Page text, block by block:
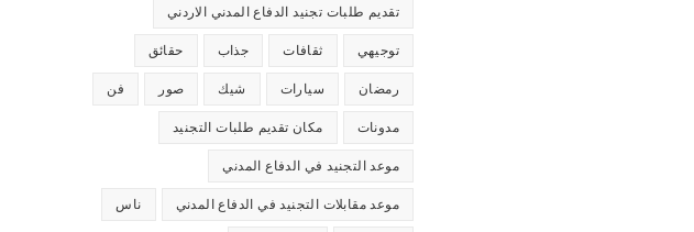
تقديم طلبات تجنيد الدفاع المدني الاردني
توجيهي ثقافات جذاب حقائق
رمضان سيارات شيك صور فن
مدونات مكان تقديم طلبات التجنيد
موعد التجنيد في الدفاع المدني
موعد مقابلات التجنيد في الدفاع المدني ناس